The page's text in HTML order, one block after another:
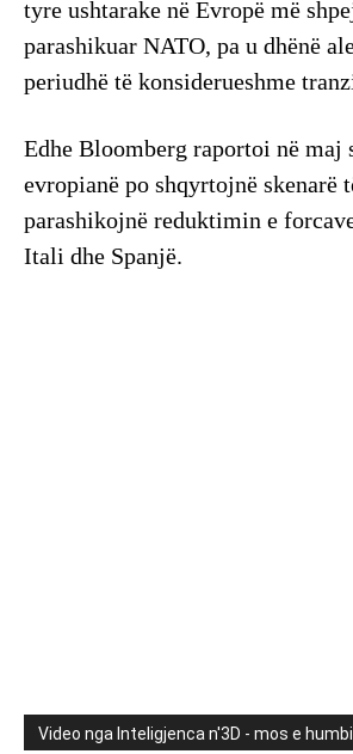
tyre ushtarake në Evropë më
parashikuar NATO, pa u dhënë
periudhë të konsiderueshme
Edhe Bloomberg raportoi në maj
evropianë po shqyrtojnë skenarë
parashikojnë reduktimin e
Itali dhe Spanjë.
Video nga Inteligjenca n'3D - mos e